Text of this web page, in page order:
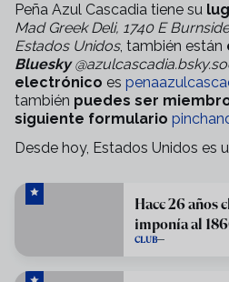
Peña Azul Cascadia tiene su
Mad Greek Deli, 1740 E
Estados Unidos, también están
Bluesky
electrónico es
también puedes ser
siguiente formulario
Desde hoy, Estados Unidos es
Hace 26 años
imponía al
CLUB